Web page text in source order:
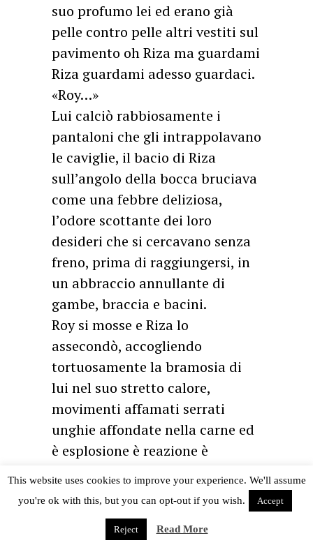
suo profumo lei ed erano già
pelle contro pelle altri vestiti sul
pavimento oh Riza ma guardami
Riza guardami adesso guardaci.
«Roy…»
Lui calciò rabbiosamente i
pantaloni che gli intrappolavano
le caviglie, il bacio di Riza
sull’angolo della bocca bruciava
come una febbre deliziosa,
l’odore scottante dei loro
desideri che si cercavano senza
freno, prima di raggiungersi, in
un abbraccio annullante di
gambe, braccia e bacini.
Roy si mosse e Riza lo
assecondò, accogliendo
tortuosamente la bramosia di
lui nel suo stretto calore,
movimenti affamati serrati
unghie affondate nella carne ed
è esplosione è reazione è
incredibile scivolante calda
morbide in fiamme è gola bianca
This website uses cookies to improve your experience. We'll assume
you're ok with this, but you can opt-out if you wish.
Accept
Reject Read More